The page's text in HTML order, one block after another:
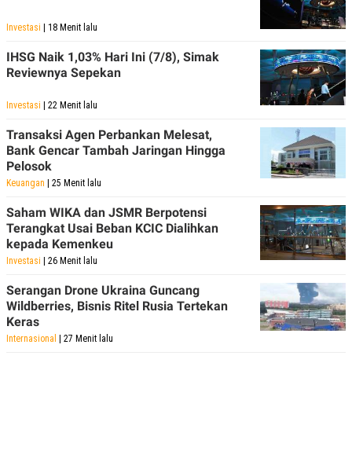
Investasi | 18 Menit lalu
IHSG Naik 1,03% Hari Ini (7/8), Simak
Reviewnya Sepekan
Investasi | 22 Menit lalu
Transaksi Agen Perbankan Melesat,
Bank Gencar Tambah Jaringan Hingga
Pelosok
Keuangan | 25 Menit lalu
Saham WIKA dan JSMR Berpotensi
Terangkat Usai Beban KCIC Dialihkan
kepada Kemenkeu
Investasi | 26 Menit lalu
Serangan Drone Ukraina Guncang
Wildberries, Bisnis Ritel Rusia Tertekan
Keras
Internasional | 27 Menit lalu